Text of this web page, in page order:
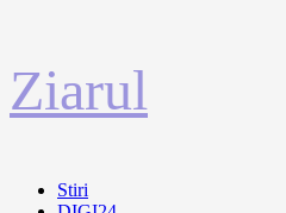
la
conținut
Ziarul
PrimaryStiri